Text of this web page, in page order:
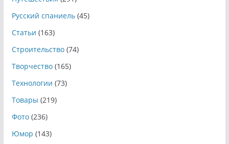
Русский спаниель(45)
Статьи (163)
Строительство(74)
Творчество(165)
Технологии (73)
Товары (219)
Фото(236)
Юмор (143)